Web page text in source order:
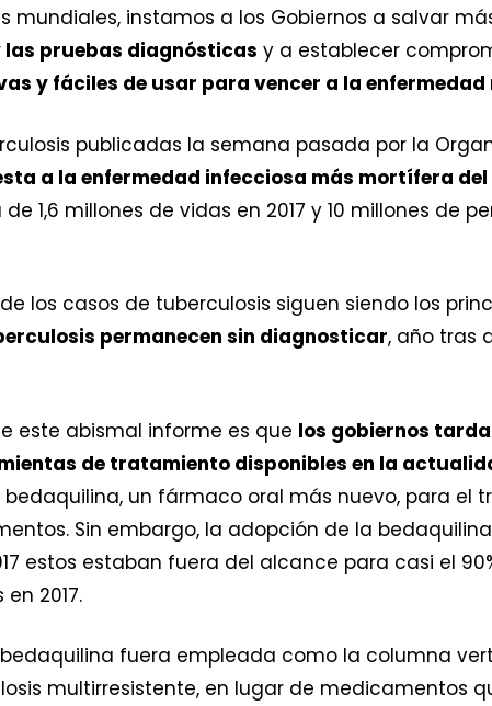
mundiales, instamos a los Gobiernos a salvar
pruebas diagnósticas y a establecer
y fáciles de usar para vencer a la enfermedad
publicadas la semana pasada por la
a la enfermedad infecciosa más mortífera
1,6 millones de vidas en 2017 y 10 millones de
los casos de tuberculosis siguen siendo los
permanecen sin diagnosticar, año tras
este abismal informe es que los gobiernos
de tratamiento disponibles en la
bedaquilina, un fármaco oral más nuevo, para el
Sin embargo, la adopción de la
estos estaban fuera del alcance para casi el
2017.
fuera empleada como la columna
multirresistente, en lugar de medicamentos